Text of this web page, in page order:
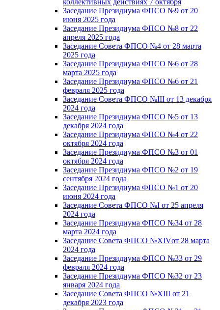
Заседание Президиума ФПСО №9 от 20
июня 2025 года
Заседание Президиума ФПСО №8 от 22
апреля 2025 года
Заседание Совета ФПСО №4 от 28 марта
2025 года
Заседание Президиума ФПСО №6 от 28
марта 2025 года
Заседание Президиума ФПСО №6 от 21
февраля 2025 года
Заседание Совета ФПСО №III от 13 декабря
2024 года
Заседание Президиума ФПСО №5 от 13
декабря 2024 года
Заседание Президиума ФПСО №4 от 22
октября 2024 года
Заседание Президиума ФПСО №3 от 01
октября 2024 года
Заседание Президиума ФПСО №2 от 19
сентября 2024 года
Заседание Президиума ФПСО №1 от 20
июня 2024 года
Заседание Совета ФПСО №I от 25 апреля
2024 года
Заседание Президиума ФПСО №34 от 28
марта 2024 года
Заседание Совета ФПСО №XIVот 28 марта
2024 года
Заседание Президиума ФПСО №33 от 29
февраля 2024 года
Заседание Президиума ФПСО №32 от 23
января 2024 года
Заседание Совета ФПСО №XIII от 21
декабря 2023 года